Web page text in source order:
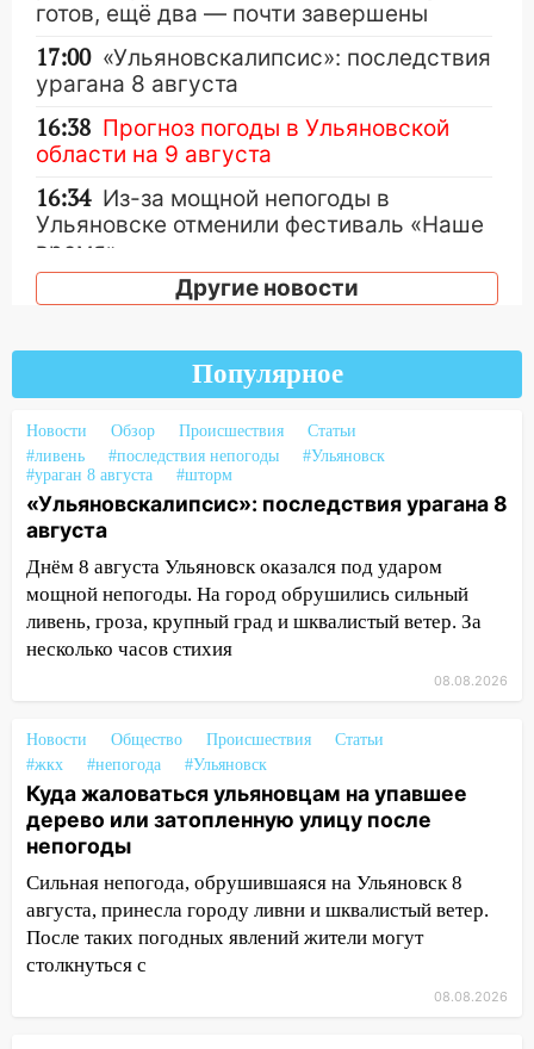
готов, ещё два — почти завершены
17:00 «Ульяновскалипсис»: последствия
урагана 8 августа
16:38 Прогноз погоды в Ульяновской
области на 9 августа
16:34 Из-за мощной непогоды в
Ульяновске отменили фестиваль «Наше
время»
16:17
Мелекесский район первым в
100 тысяч тонн зерна
15:17 В колледжи и техникумы
Ульяновской области подали более 10
тысяч заявлений
15:04 Фоторепортаж с улиц Ульяновска
после шторма: поваленные деревья и
затопленные улицы
14:28 Ураган вырвал остановку на улице
Деева в Заволжье
14:26 Жители Ульяновска сами
14:16
Шторм продолжает ломать город:
на улице Любови Шевцовой рухнул
светофор
14:14 Студента из Ульяновска обманули
мошенники под видом преподавателя
14:12 Куда жаловаться ульяновцам на
упавшее дерево или затопленную улицу
после непогоды
Другие новости
Популярное
Новости Обзор Происшествия
Статьи
#ливень
#последствия непогоды
#Ульяновск
#ураган 8 августа
#шторм
«Ульяновскалипсис»: последствия урагана 8
августа
Днём 8 августа Ульяновск оказался под ударом
мощной непогоды. На город обрушились сильный
ливень, гроза, крупный град и шквалистый ветер. За
несколько часов стихия
08.08.2026
Новости Общество Происшествия
Статьи
#жкх
#непогода #Ульяновск
Куда жаловаться ульяновцам на упавшее
дерево или затопленную улицу после
непогоды
Сильная непогода, обрушившаяся на Ульяновск 8
августа, принесла городу ливни и шквалистый ветер.
После таких погодных явлений жители могут
столкнуться с
08.08.2026